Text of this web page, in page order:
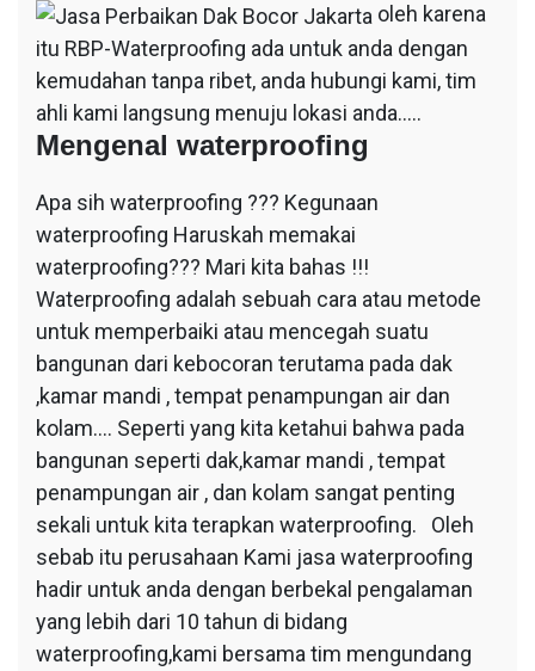
oleh karena
itu RBP-Waterproofing ada untuk anda dengan
kemudahan tanpa ribet, anda hubungi kami, tim
ahli kami langsung menuju lokasi anda…..
Mengenal waterproofing
Apa sih waterproofing ??? Kegunaan
waterproofing Haruskah memakai
waterproofing??? Mari kita bahas !!!
Waterproofing adalah sebuah cara atau metode
untuk memperbaiki atau mencegah suatu
bangunan dari kebocoran terutama pada dak
,kamar mandi , tempat penampungan air dan
kolam…. Seperti yang kita ketahui bahwa pada
bangunan seperti dak,kamar mandi , tempat
penampungan air , dan kolam sangat penting
sekali untuk kita terapkan waterproofing. Oleh
sebab itu perusahaan Kami jasa waterproofing
hadir untuk anda dengan berbekal pengalaman
yang lebih dari 10 tahun di bidang
waterproofing,kami bersama tim mengundang